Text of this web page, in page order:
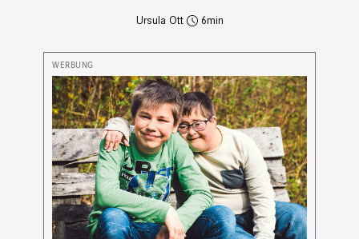
Ursula Ott 6